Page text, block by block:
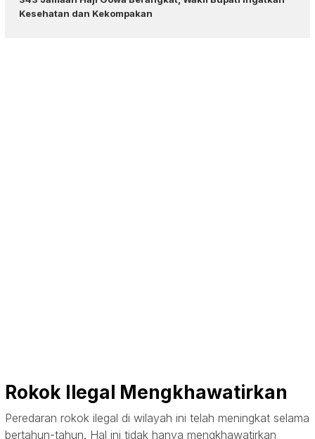
Kesehatan dan Kekompakan
Rokok Ilegal Mengkhawatirkan
Peredaran rokok ilegal di wilayah ini telah meningkat selama
bertahun-tahun. Hal ini tidak hanya mengkhawatirkan